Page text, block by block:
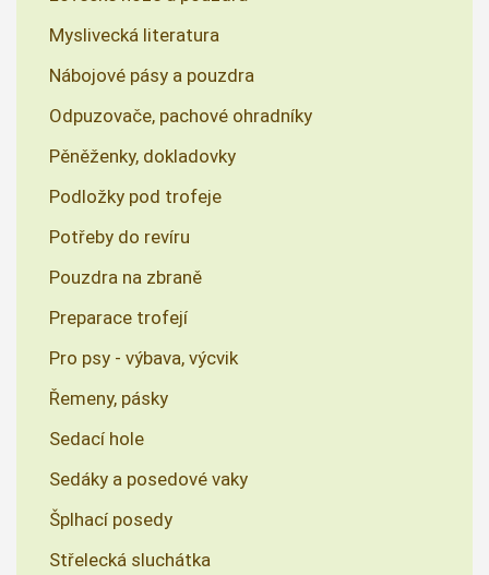
Myslivecká literatura
Nábojové pásy a pouzdra
Odpuzovače, pachové ohradníky
Pěněženky, dokladovky
Podložky pod trofeje
Potřeby do revíru
Pouzdra na zbraně
Preparace trofejí
Pro psy - výbava, výcvik
Řemeny, pásky
Sedací hole
Sedáky a posedové vaky
Šplhací posedy
Střelecká sluchátka